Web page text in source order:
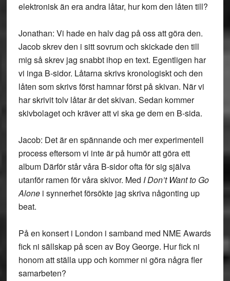
elektronisk än era andra låtar, hur kom den låten till?
Jonathan: Vi hade en halv dag på oss att göra den.
Jacob skrev den i sitt sovrum och skickade den till
mig så skrev jag snabbt ihop en text. Egentligen har
vi inga B-sidor. Låtarna skrivs kronologiskt och den
låten som skrivs först hamnar först på skivan. När vi
har skrivit tolv låtar är det skivan. Sedan kommer
skivbolaget och kräver att vi ska ge dem en B-sida.
Jacob: Det är en spännande och mer experimentell
process eftersom vi inte är på humör att göra ett
album Därför står våra B-sidor ofta för sig själva
utanför ramen för våra skivor. Med I Don’t Want to Go
Alonei synnerhet försökte jag skriva någonting up
beat.
På en konsert i London i samband med NME Awards
fick ni sällskap på scen av Boy George. Hur fick ni
honom att ställa upp och kommer ni göra några fler
samarbeten?